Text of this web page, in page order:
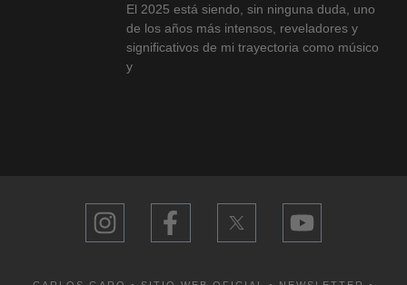
El 2025 está siendo, sin ninguna duda, uno
de los años más intensos, reveladores y
significativos de mi trayectoria como músico
y